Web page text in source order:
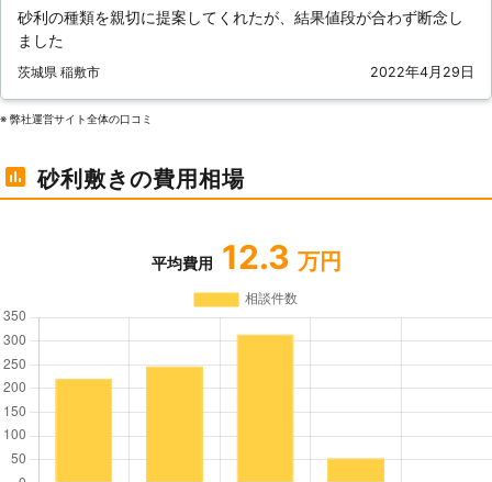
砂利の種類を親切に提案してくれたが、結果値段が合わず断念し
ました
茨城県 稲敷市 2022年4月29日
※ 弊社運営サイト全体の⼝コミ
砂利敷きの費用相場
平均費用 12.3 万円